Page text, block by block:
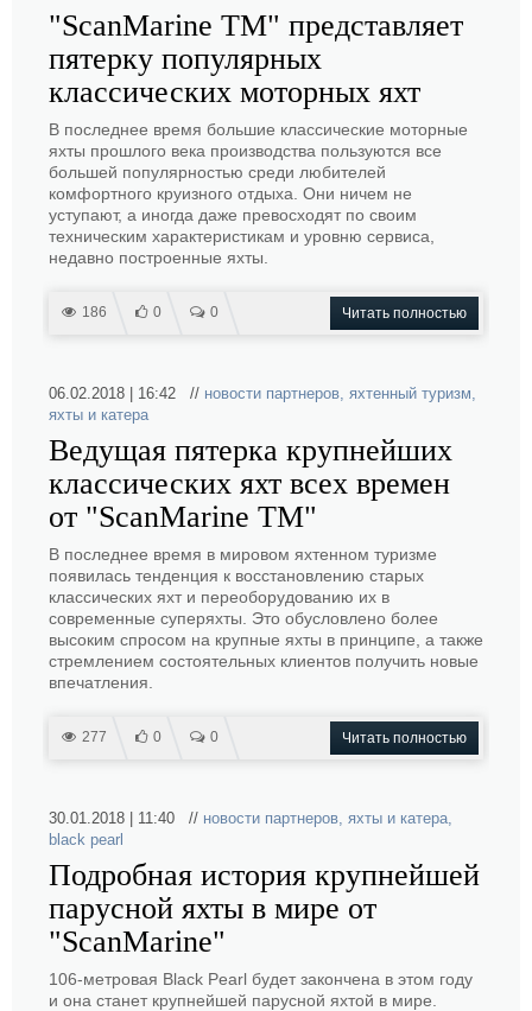
"ScanMarine TM" представляет
пятерку популярных
классических моторных яхт
В последнее время большие классические моторные
яхты прошлого века производства пользуются все
большей популярностью среди любителей
комфортного круизного отдыха. Они ничем не
уступают, а иногда даже превосходят по своим
техническим характеристикам и уровню сервиса,
недавно построенные яхты.
186 0 0 Читать полностью
06.02.2018 | 16:42 // новости партнеров, яхтенный туризм,
яхты и катера
Ведущая пятерка крупнейших
классических яхт всех времен
от "ScanMarine TM"
В последнее время в мировом яхтенном туризме
появилась тенденция к восстановлению старых
классических яхт и переоборудованию их в
современные суперяхты. Это обусловлено более
высоким спросом на крупные яхты в принципе, а также
стремлением состоятельных клиентов получить новые
впечатления.
277 0 0 Читать полностью
30.01.2018 | 11:40 // новости партнеров, яхты и катера,
black pearl
Подробная история крупнейшей
парусной яхты в мире от
"ScanMarine"
106-метровая Black Pearl будет закончена в этом году
и она станет крупнейшей парусной яхтой в мире.